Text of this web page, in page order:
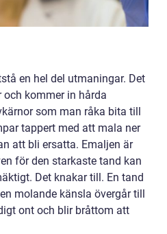
en hel del utmaningar. Det
kommer in hårda
som man råka bita till
tappert med att mala ner
att bli ersatta. Emaljen är
för den starkaste tand kan
Det knakar till. En tand
molande känsla övergår till
ont och blir bråttom att